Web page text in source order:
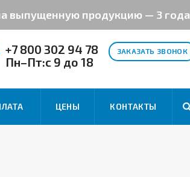
выпущенную продукцию — 3 года
ЗАКАЗАТЬ ЗВОНОК
+7 800 302 94 78
Пн–Пт:с 9 до 18
ЦЕНЫ КОНТАКТЫ